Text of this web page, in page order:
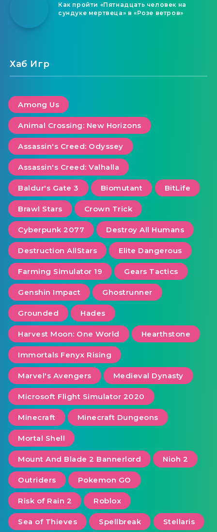
Как пройти «Пятнадцать человек на
сундуке мертвеца» в «Розе ветров»
Хаб Игр
Among Us
Animal Crossing: New Horizons
Assassin's Creed: Odyssey
Assassin's Creed: Valhalla
Baldur's Gate 3 Biomutant BitLife
Brawl Stars Crown Trick
Cyberpunk 2077 Destroy All Humans
Destruction AllStars Elite Dangerous
Farming Simulator 19 Gears Tactics
Genshin Impact Ghostrunner
Grounded Hades
Harvest Moon: One World Hearthstone
Immortals Fenyx Rising
Marvel's Avengers Medieval Dynasty
Microsoft Flight Simulator 2020
Minecraft Minecraft Dungeons
Mortal Shell
Mount And Blade 2 Bannerlord Nioh 2
Outriders Pokemon GO
Risk of Rain 2 Roblox
Sea of ​​Thieves Spellbreak Stellaris